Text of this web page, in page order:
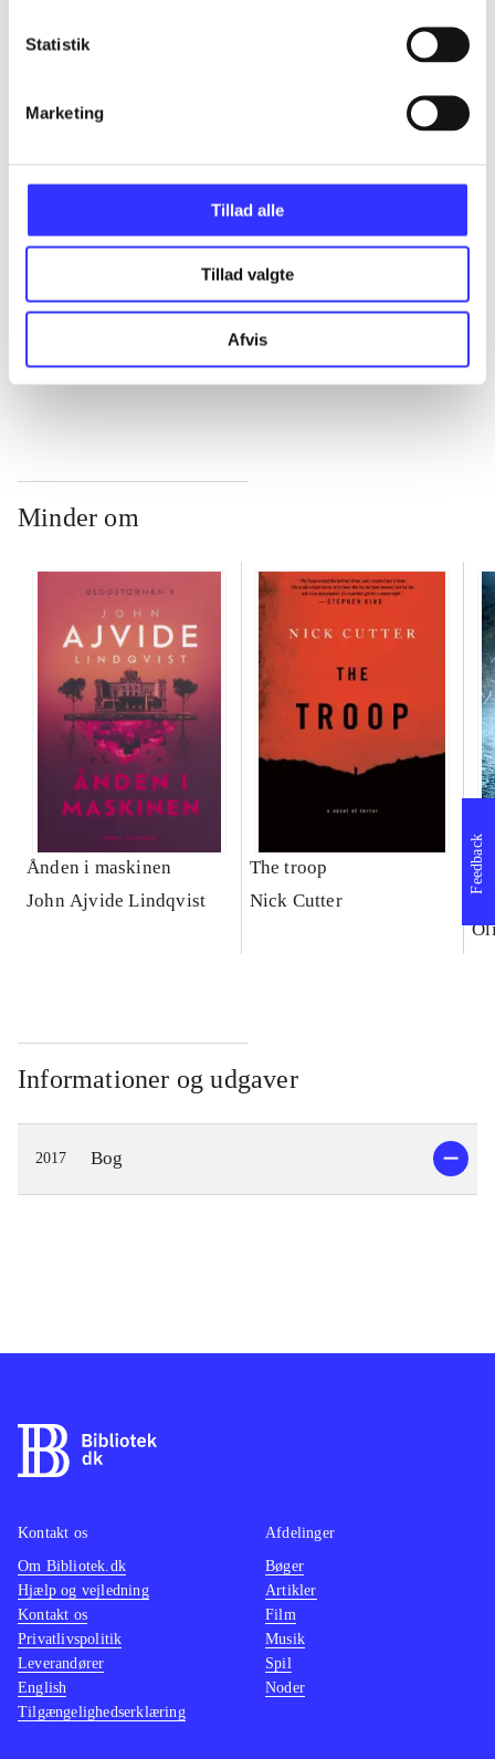
Statistik
Marketing
Tillad alle
Tillad valgte
Afvis
Minder om
Ånden i maskinen
John Ajvide Lindqvist
The troop
Nick Cutter
I
Informationer og udgaver
2017 Bog
Feedback
Kontakt os
Om Bibliotek.dk
Hjælp og vejledning
Kontakt os
Privatlivspolitik
Leverandører
English
Tilgængelighedserklæring
Afdelinger
Bøger
Artikler
Film
Musik
Spil
Noder